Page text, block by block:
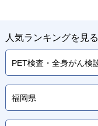
人気ランキングを見る